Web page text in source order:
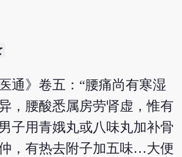
医通》卷五：“腰痛尚有寒湿
，腰酸悉属房劳肾虚，惟有
子用青娥丸或八味丸加补骨
，有热去附子加五味…大便